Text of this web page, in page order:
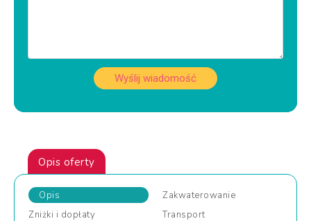
Wyślij wiadomość
Opis oferty
Opis
Zakwaterowanie
Zniżki i dopłaty
Transport